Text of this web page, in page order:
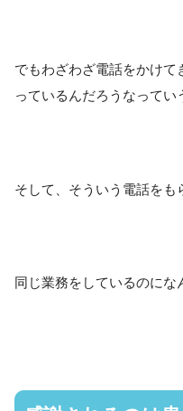
でもわざわざ電話をかけて
っているんだろうなってい
そして、そういう電話をも
同じ業務をしているのにな